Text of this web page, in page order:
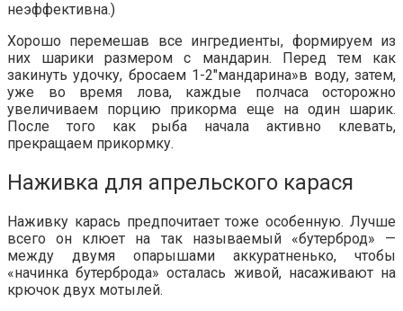
неэффективна.)
Хорошо перемешав все ингредиенты, формируем из
них шарики размером с мандарин. Перед тем как
закинуть удочку, бросаем 1-2″мандарина»в воду, затем,
уже во время лова, каждые полчаса осторожно
увеличиваем порцию прикорма еще на один шарик.
После того как рыба начала активно клевать,
прекращаем прикормку.
Наживка для апрельского карася
Наживку карась предпочитает тоже особенную. Лучше
всего он клюет на так называемый «бутерброд» —
между двумя опарышами аккуратненько, чтобы
«начинка бутерброда» осталась живой, насаживают на
крючок двух мотылей.